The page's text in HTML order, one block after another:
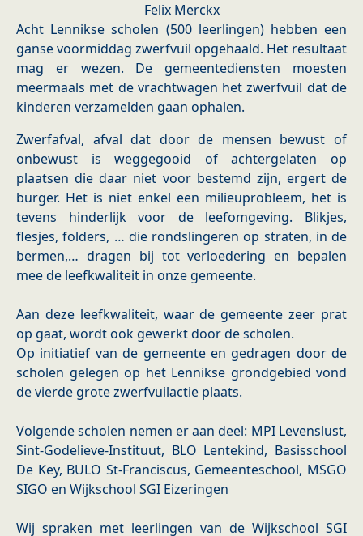
Felix Merckx
Acht Lennikse scholen (500 leerlingen) hebben een
ganse voormiddag zwerfvuil opgehaald. Het resultaat
mag er wezen. De gemeentediensten moesten
meermaals met de vrachtwagen het zwerfvuil dat de
kinderen verzamelden gaan ophalen.
Zwerfafval, afval dat door de mensen bewust of
onbewust is weggegooid of achtergelaten op
plaatsen die daar niet voor bestemd zijn, ergert de
burger. Het is niet enkel een milieuprobleem, het is
tevens hinderlijk voor de leefomgeving. Blikjes,
flesjes, folders, … die rondslingeren op straten, in de
bermen,… dragen bij tot verloedering en bepalen
mee de leefkwaliteit in onze gemeente.
Aan deze leefkwaliteit, waar de gemeente zeer prat
op gaat, wordt ook gewerkt door de scholen.
Op initiatief van de gemeente en gedragen door de
scholen gelegen op het Lennikse grondgebied vond
de vierde grote zwerfvuilactie plaats.
Volgende scholen nemen er aan deel: MPI Levenslust,
Sint-Godelieve-Instituut, BLO Lentekind, Basisschool
De Key, BULO St-Franciscus, Gemeenteschool, MSGO
SIGO en Wijkschool SGI Eizeringen
Wij spraken met leerlingen van de Wijkschool SGI